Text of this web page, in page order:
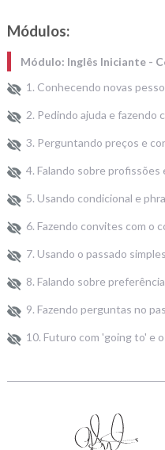
Módulos:
Módulo: Inglês Iniciante -
1. Conhecendo novas